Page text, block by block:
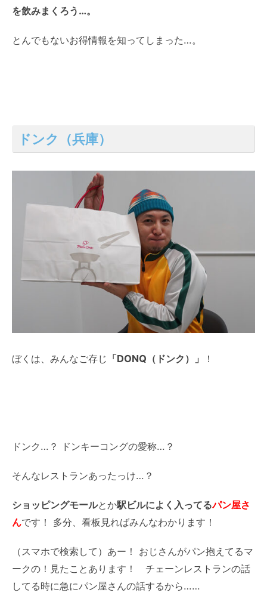
を飲みまくろう…。
とんでもないお得情報を知ってしまった…。
ドンク（兵庫）
ぼくは、みんなご存じ 「DONQ（ドンク）」 ！
ドンク…？ ドンキーコングの愛称…？
そんなレストランあったっけ…？
ショッピングモールとか駅ビルによく入ってるパン屋さ
んです！ 多分、看板見ればみんなわかります！
（スマホで検索して）あー！ おじさんがパン抱えてるマ
ークの！見たことあります！ チェーンレストランの話
してる時に急にパン屋さんの話するから……